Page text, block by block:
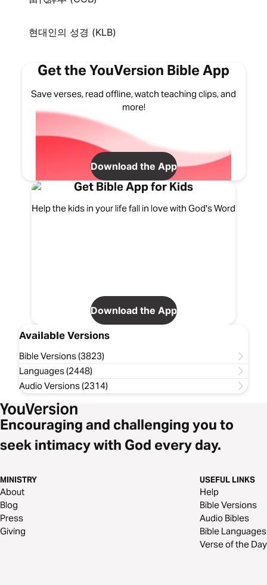
현대인의 성경 (KLB)
Get the YouVersion Bible App
Save verses, read offline, watch teaching clips, and
more!
Download the App
Get Bible App for Kids
Help the kids in your life fall in love with God's Word
Download the App
Available Versions
Bible Versions (3823)
Languages (2448)
Audio Versions (2314)
Encouraging and challenging you to
seek intimacy with God every day.
MINISTRY
About
Blog
Press
Giving
USEFUL LINKS
Help
Bible Versions
Audio Bibles
Bible Languages
Verse of the Day